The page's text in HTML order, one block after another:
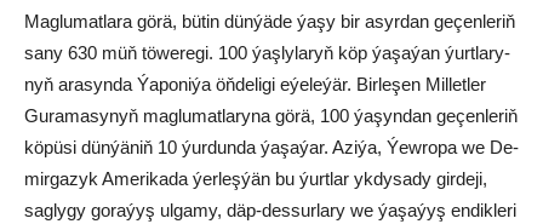
Mag­lu­mat­la­ra gö­rä, bü­tin dün­ýä­de ýaşy bir asyr­dan geçenleriň
sa­ny 630 müň tö­we­re­gi. 100 ýaş­ly­la­ryň köp ýa­şa­ýan ýurt­la­ry­
nyň ara­syn­da Ýa­po­ni­ýa öň­de­li­gi eýe­le­ýär. Bir­le­şen Mil­let­ler
Gu­ra­ma­sy­nyň mag­lu­mat­la­ry­na gö­rä, 100 ýa­şyn­dan ge­çen­le­riň
kö­pü­si dün­ýä­niň 10 ýur­dun­da ýa­şa­ýar. Azi­ýa, Ýew­ro­pa we De­
mir­ga­zyk Ame­ri­ka­da ýer­leş­ýän bu ýurt­lar yk­dy­sa­dy gir­de­ji,
sag­ly­gy go­ra­ýyş ul­ga­my, däp-des­sur­la­ry we ýa­şa­ýyş en­dik­le­ri